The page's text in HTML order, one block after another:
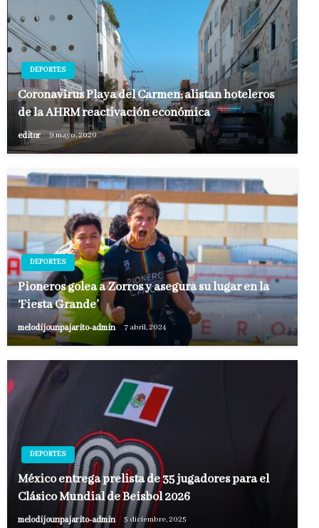
DEPORTES
Coronavirus Playa del Carmen; alistan hoteleros
de la AHRM reactivación económica
editor 9 mayo, 2020
DEPORTES
Pioneros golea a Zorros y asegura su lugar en la
‘Fiesta Grande’
melodijounpajarito-admin 7 abril, 2024
DEPORTES
México entrega prelista de 35 jugadores para el
Clásico Mundial de Beisbol 2026
melodijounpajarito-admin 5 diciembre, 2025